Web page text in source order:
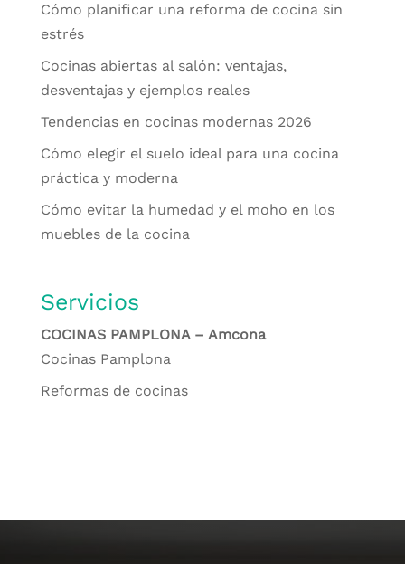
Cómo planificar una reforma de cocina sin
estrés
Cocinas abiertas al salón: ventajas,
desventajas y ejemplos reales
Tendencias en cocinas modernas 2026
Cómo elegir el suelo ideal para una cocina
práctica y moderna
Cómo evitar la humedad y el moho en los
muebles de la cocina
Servicios
COCINAS PAMPLONA – Amcona
Cocinas Pamplona
Reformas de cocinas